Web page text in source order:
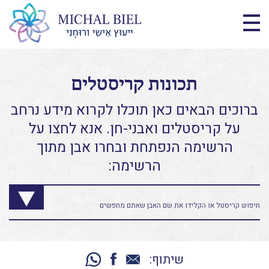
תכונות קריסטלים
ברוכים הבאים כאן תוכלו לקרוא מידע נרחב
על קריסטלים ואבני-חן. אנא לחצו על
הרשימה הנפתחת ובחרו אבן מתוך
הרשימה:
שיתוף: